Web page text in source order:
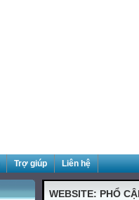
Trợ giúp Liên hệ
WEBSITE: PHỔ